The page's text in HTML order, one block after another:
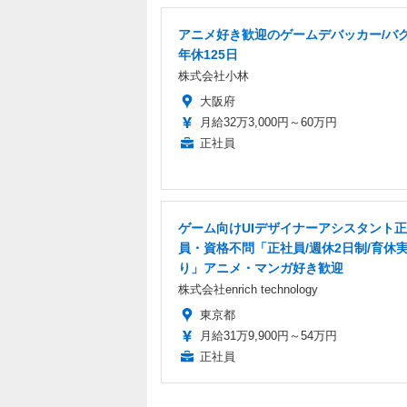
アニメ好き歓迎のゲームデバッカー/バ
年休125日
株式会社小林
大阪府
月給32万3,000円～60万円
正社員
ゲーム向けUIデザイナーアシスタント
員・資格不問「正社員/週休2日制/育休
り」アニメ・マンガ好き歓迎
株式会社enrich technology
東京都
月給31万9,900円～54万円
正社員